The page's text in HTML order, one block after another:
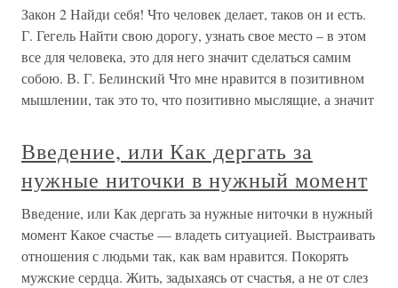
Закон 2 Найди себя! Что человек делает, таков он и есть.
Г. Гегель Найти свою дорогу, узнать свое место – в этом
все для человека, это для него значит сделаться самим
собою. В. Г. Белинский Что мне нравится в позитивном
мышлении, так это то, что позитивно мыслящие, а значит
Введение, или Как дергать за
нужные ниточки в нужный момент
Введение, или Как дергать за нужные ниточки в нужный
момент Какое счастье — владеть ситуацией. Выстраивать
отношения с людьми так, как вам нравится. Покорять
мужские сердца. Жить, задыхаясь от счастья, а не от слез